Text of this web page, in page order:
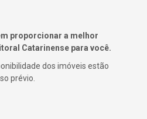
proporcionar a melhor
Catarinense para você.
dos imóveis estão
prévio.